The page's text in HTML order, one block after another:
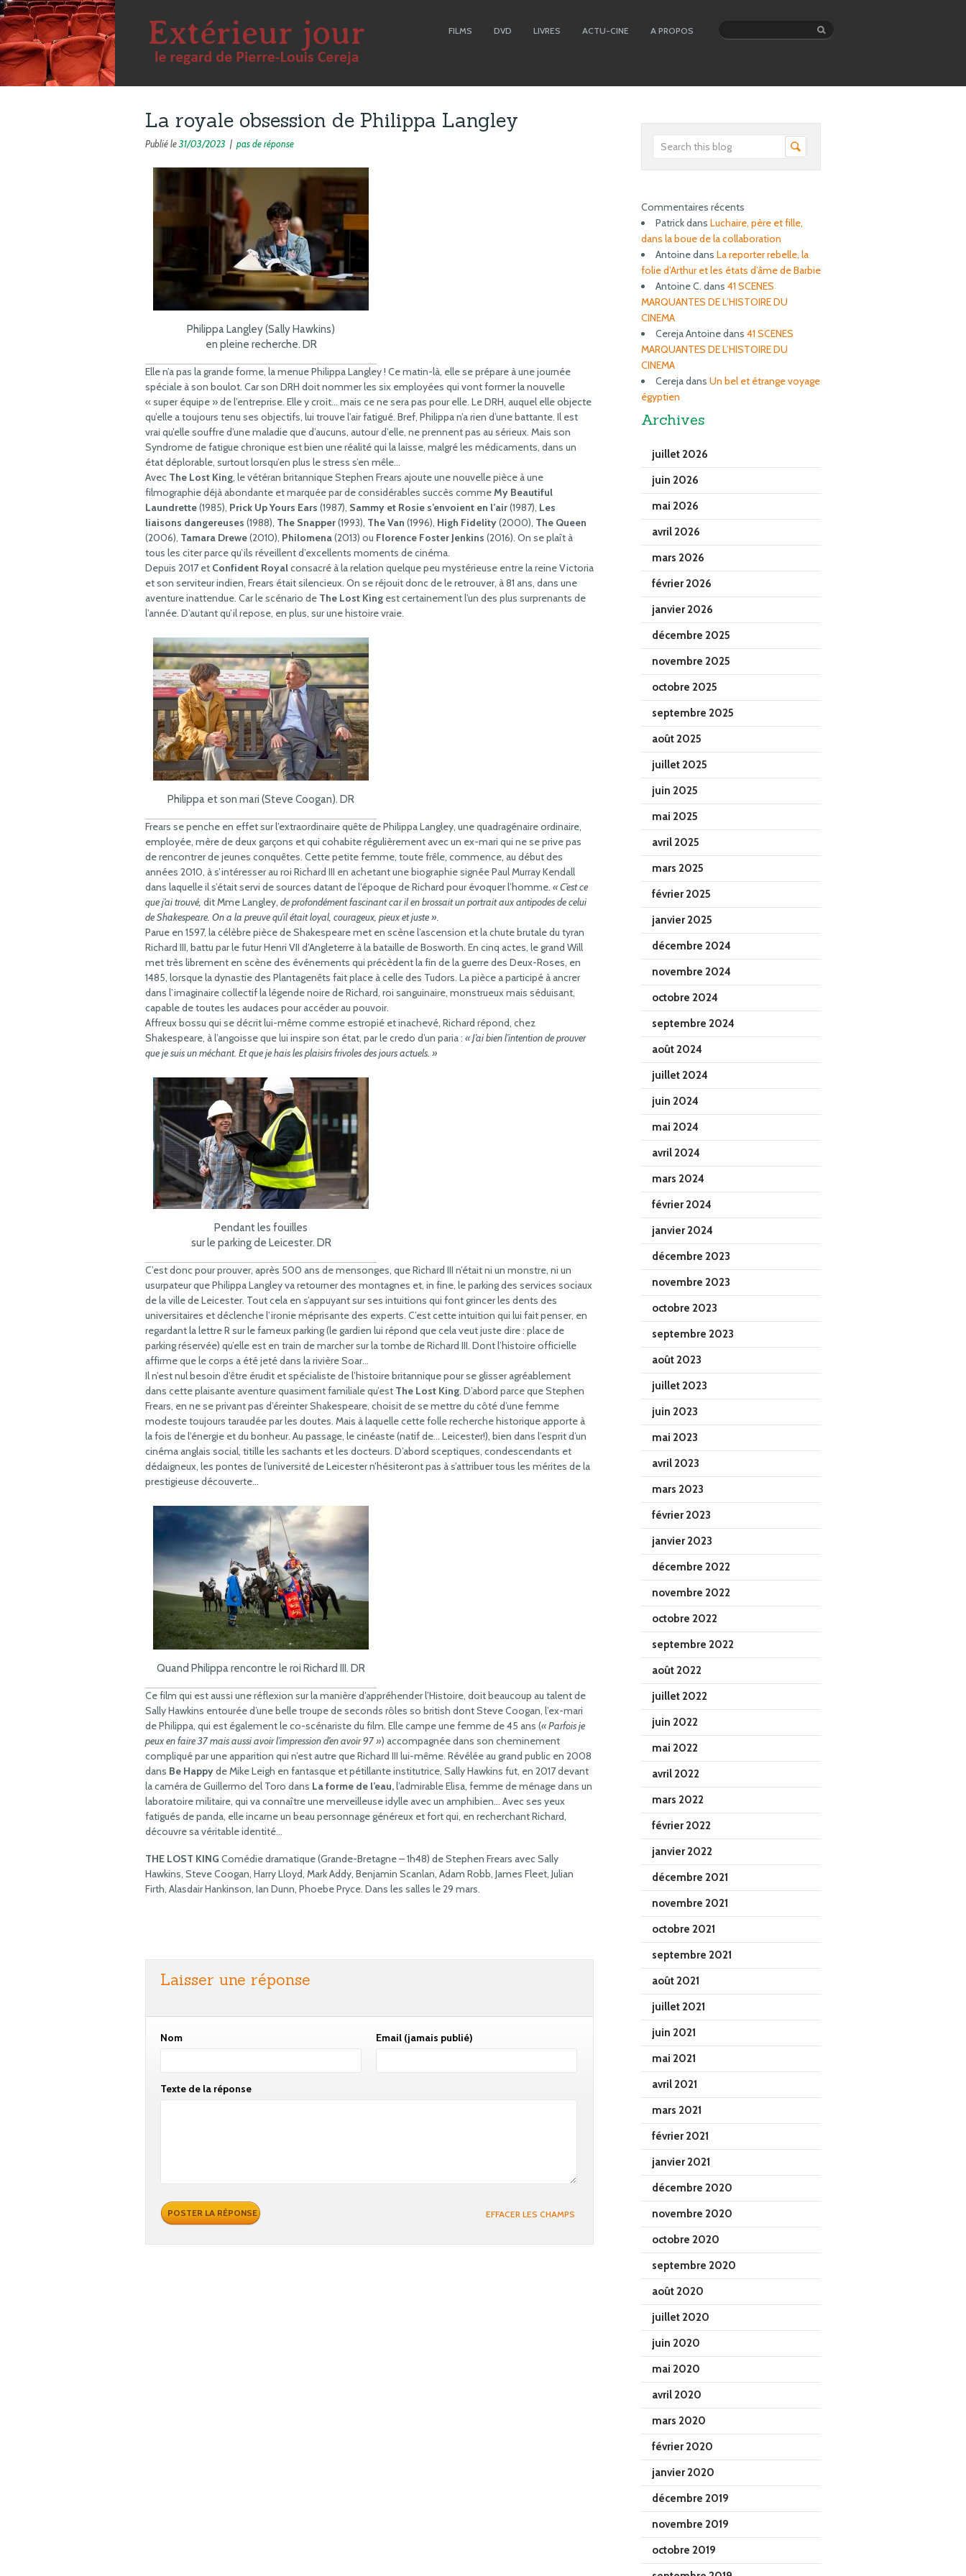
FILMS DVD LIVRES ACTU-CINE A PROPOS
La royale obsession de Philippa Langley
Publié le31/03/2023 | pas de réponse
Philippa Langley (Sally Hawkins)
en pleine recherche. DR
Elle n’a pas la grande forme, la menue Philippa Langley ! Ce matin-là, elle se prépare à une journée
spéciale à son boulot. Car son DRH doit nommer les six employées qui vont former la nouvelle
« super équipe » de l’entreprise. Elle y croit… mais ce ne sera pas pour elle. Le DRH, auquel elle objecte
qu’elle a toujours tenu ses objectifs, lui trouve l’air fatigué. Bref, Philippa n’a rien d’une battante. Il est
vrai qu’elle souffre d’une maladie que d’aucuns, autour d’elle, ne prennent pas au sérieux. Mais son
Syndrome de fatigue chronique est bien une réalité qui la laisse, malgré les médicaments, dans un
état déplorable, surtout lorsqu’en plus le stress s’en mêle…
Avec The Lost King, le vétéran britannique Stephen Frears ajoute une nouvelle pièce à une
filmographie déjà abondante et marquée par de considérables succès commeMy Beautiful
Laundrette(1985), Prick Up Yours Ears (1987), Sammy et Rosie s’envoient en l’air(1987), Les
liaisons dangereuses (1988), The Snapper(1993), The Van (1996), High Fidelity(2000), The Queen
(2006), Tamara Drewe(2010), Philomena(2013) ou Florence Foster Jenkins (2016). On se plaît à
tous les citer parce qu’ils réveillent d’excellents moments de cinéma.
Depuis 2017 et Confident Royalconsacré à la relation quelque peu mystérieuse entre la reine Victoria
et son serviteur indien, Frears était silencieux. On se réjouit donc de le retrouver, à 81 ans, dans une
aventure inattendue. Car le scénario de The Lost King est certainement l’un des plus surprenants de
l’année. D’autant qu’il repose, en plus, sur une histoire vraie.
Philippa et son mari (Steve Coogan). DR
Frears se penche en effet sur l’extraordinaire quête de Philippa Langley, une quadragénaire ordinaire,
employée, mère de deux garçons et qui cohabite régulièrement avec un ex-mari qui ne se prive pas
de rencontrer de jeunes conquêtes. Cette petite femme, toute frêle, commence, au début des
années 2010, à s’intéresser au roi Richard III en achetant une biographie signée Paul Murray Kendall
dans laquelle il s’était servi de sources datant de l’époque de Richard pour évoquer l’homme. « C’est ce
que j’ai trouvé, dit Mme Langley, de profondément fascinant car il en brossait un portrait aux antipodes de celui
de Shakespeare. On a la preuve qu’il était loyal, courageux, pieux et juste ».
Parue en 1597, la célèbre pièce de Shakespeare met en scène l’ascension et la chute brutale du tyran
Richard III, battu par le futur Henri VII d’Angleterre à la bataille de Bosworth. En cinq actes, le grand Will
met très librement en scène des événements qui précèdent la fin de la guerre des Deux-Roses, en
1485, lorsque la dynastie des Plantagenêts fait place à celle des Tudors. La pièce a participé à ancrer
dans l’imaginaire collectif la légende noire de Richard, roi sanguinaire, monstrueux mais séduisant,
capable de toutes les audaces pour accéder au pouvoir.
Affreux bossu qui se décrit lui-même comme estropié et inachevé, Richard répond, chez
Shakespeare, à l’angoisse que lui inspire son état, par le credo d’un paria : « J’ai bien l’intention de prouver
que je suis un méchant. Et que je hais les plaisirs frivoles des jours actuels. »
Pendant les fouilles
sur le parking de Leicester. DR
C’est donc pour prouver, après 500 ans de mensonges, que Richard III n’était ni un monstre, ni un
usurpateur que Philippa Langley va retourner des montagnes et, in fine, le parking des services sociaux
de la ville de Leicester. Tout cela en s’appuyant sur ses intuitions qui font grincer les dents des
universitaires et déclenche l’ironie méprisante des experts. C’est cette intuition qui lui fait penser, en
regardant la lettre R sur le fameux parking (le gardien lui répond que cela veut juste dire : place de
parking réservée) qu’elle est en train de marcher sur la tombe de Richard III. Dont l’histoire officielle
affirme que le corps a été jeté dans la rivière Soar…
Il n’est nul besoin d’être érudit et spécialiste de l’histoire britannique pour se glisser agréablement
dans cette plaisante aventure quasiment familiale qu’est The Lost King. D’abord parce que Stephen
Frears, en ne se privant pas d’éreinter Shakespeare, choisit de se mettre du côté d’une femme
modeste toujours taraudée par les doutes. Mais à laquelle cette folle recherche historique apporte à
la fois de l’énergie et du bonheur. Au passage, le cinéaste (natif de… Leicester!), bien dans l’esprit d’un
cinéma anglais social, titille les sachants et les docteurs. D’abord sceptiques, condescendants et
dédaigneux, les pontes de l’université de Leicester n’hésiteront pas à s’attribuer tous les mérites de la
prestigieuse découverte…
Quand Philippa rencontre le roi Richard III. DR
Ce film qui est aussi une réflexion sur la manière d’appréhender l’Histoire, doit beaucoup au talent de
Sally Hawkins entourée d’une belle troupe de seconds rôles so british dont Steve Coogan, l’ex-mari
de Philippa, qui est également le co-scénariste du film. Elle campe une femme de 45 ans (« Parfois je
peux en faire 37 mais aussi avoir l’impression d’en avoir 97 ») accompagnée dans son cheminement
compliqué par une apparition qui n’est autre que Richard III lui-même. Révélée au grand public en 2008
dans Be Happyde Mike Leigh en fantasque et pétillante institutrice, Sally Hawkins fut, en 2017 devant
la caméra de Guillermo del Toro dans La forme de l’eau,l’admirable Elisa, femme de ménage dans un
laboratoire militaire, qui va connaître une merveilleuse idylle avec un amphibien… Avec ses yeux
fatigués de panda, elle incarne un beau personnage généreux et fort qui, en recherchant Richard,
découvre sa véritable identité…
THE LOST KING Comédie dramatique (Grande-Bretagne – 1h48) de Stephen Frears avec Sally
Hawkins, Steve Coogan, Harry Lloyd, Mark Addy, Benjamin Scanlan, Adam Robb, James Fleet, Julian
Firth, Alasdair Hankinson, Ian Dunn, Phoebe Pryce. Dans les salles le 29 mars.
Laisser une réponse
Nom Email (jamais publié)
Texte de la réponse
EFFACER LES CHAMPS
Commentaires récents
Patrickdans Luchaire, père et fille,
dans la boue de la collaboration
Antoinedans La reporter rebelle, la
folie d’Arthur et les états d’âme de Barbie
Antoine C. dans 41 SCENES
MARQUANTES DE L’HISTOIRE DU
CINEMA
Cereja Antoinedans 41 SCENES
MARQUANTES DE L’HISTOIRE DU
CINEMA
Cerejadans Un bel et étrange voyage
égyptien
Archives
juillet 2026
juin 2026
mai 2026
avril 2026
mars 2026
février 2026
janvier 2026
décembre 2025
novembre 2025
octobre 2025
septembre 2025
août 2025
juillet 2025
juin 2025
mai 2025
avril 2025
mars 2025
février 2025
janvier 2025
décembre 2024
novembre 2024
octobre 2024
septembre 2024
août 2024
juillet 2024
juin 2024
mai 2024
avril 2024
mars 2024
février 2024
janvier 2024
décembre 2023
novembre 2023
octobre 2023
septembre 2023
août 2023
juillet 2023
juin 2023
mai 2023
avril 2023
mars 2023
février 2023
janvier 2023
décembre 2022
novembre 2022
octobre 2022
septembre 2022
août 2022
juillet 2022
juin 2022
mai 2022
avril 2022
mars 2022
février 2022
janvier 2022
décembre 2021
novembre 2021
octobre 2021
septembre 2021
août 2021
juillet 2021
juin 2021
mai 2021
avril 2021
mars 2021
février 2021
janvier 2021
décembre 2020
novembre 2020
octobre 2020
septembre 2020
août 2020
juillet 2020
juin 2020
mai 2020
avril 2020
mars 2020
février 2020
janvier 2020
décembre 2019
novembre 2019
octobre 2019